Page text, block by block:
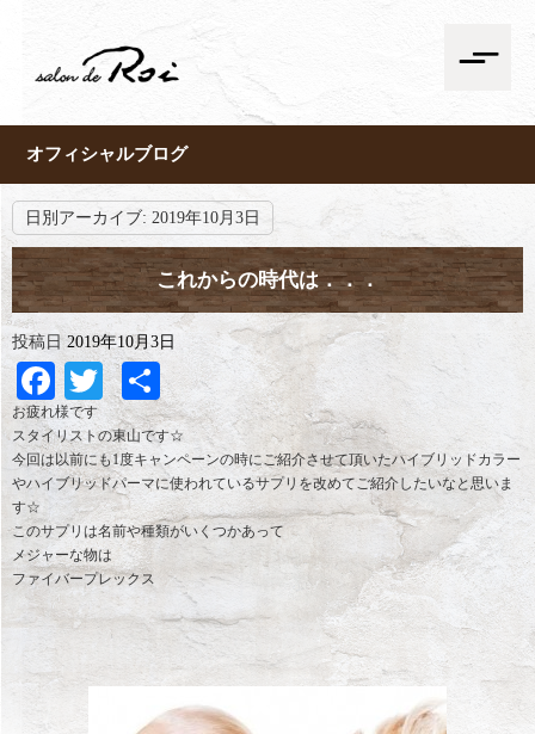
オフィシャルブログ
日別アーカイブ: 2019年10月3日
これからの時代は．．．
投稿日 2019年10月3日
Facebook
Twitter
共
有
お疲れ様です
スタイリストの東山です☆
今回は以前にも1度キャンペーンの時にご紹介させて頂いたハイブリッドカラー
やハイブリッドパーマに使われているサプリを改めてご紹介したいなと思いま
す☆
このサプリは名前や種類がいくつかあって
メジャーな物は
ファイバープレックス